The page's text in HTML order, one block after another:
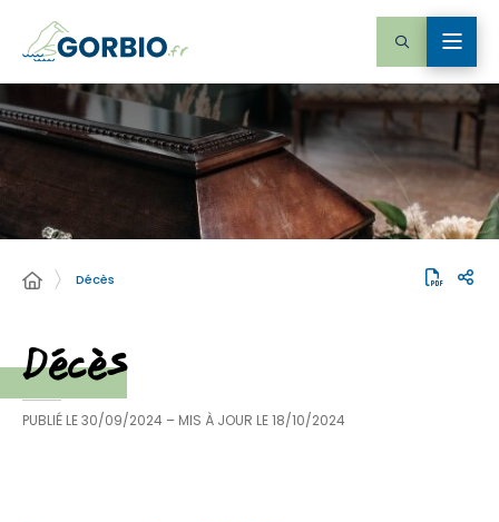
Décès
Décès
PUBLIÉ LE30/09/2024 – MIS À JOUR LE18/10/2024